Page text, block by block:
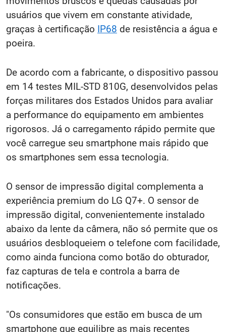
usuários que vivem em constante atividade,
graças à certificação IP68 de resistência a água e
poeira.
De acordo com a fabricante, o dispositivo passou
em 14 testes MIL-STD 810G, desenvolvidos pelas
forças militares dos Estados Unidos para avaliar
a performance do equipamento em ambientes
rigorosos. Já o carregamento rápido permite que
você carregue seu smartphone mais rápido que
os smartphones sem essa tecnologia.
O sensor de impressão digital complementa a
experiência premium do LG Q7+. O sensor de
impressão digital, convenientemente instalado
abaixo da lente da câmera, não só permite que os
usuários desbloqueiem o telefone com facilidade,
como ainda funciona como botão do obturador,
faz capturas de tela e controla a barra de
notificações.
"Os consumidores que estão em busca de um
smartphone que equilibre as mais recentes